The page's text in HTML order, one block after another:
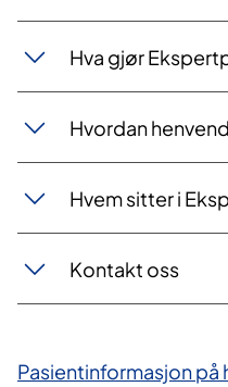
Hva gjør
Hvordan
Hvem sitter i
Kontakt oss
Pasientinformasjon på